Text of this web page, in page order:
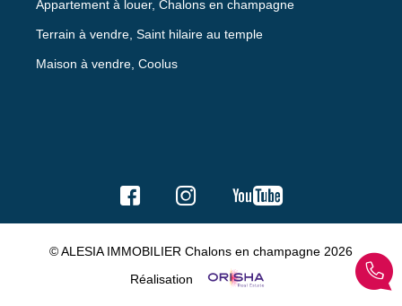
Appartement à louer, Chalons en champagne
Terrain à vendre, Saint hilaire au temple
Maison à vendre, Coolus
© ALESIA IMMOBILIER Chalons en champagne 2026
Réalisation